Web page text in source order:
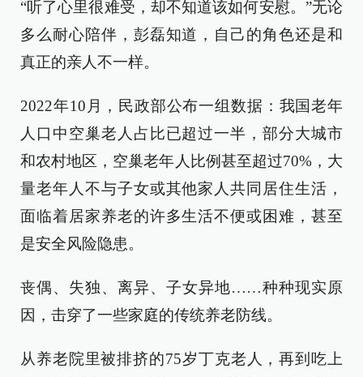
“听了心里很难受，却不知道该如何安慰。”无论
多么耐心陪伴，彭磊知道，自己的角色还是和
真正的亲人不一样。
2022年10月，民政部公布一组数据：我国老年
人口中空巢老人占比已超过一半，部分大城市
和农村地区，空巢老年人比例甚至超过70%，大
量老年人不与子女或其他家人共同居住生活，
面临着居家养老的许多生活不便或困难，甚至
是安全风险隐患。
丧偶、失独、离异、子女异地……种种现实原
因，击穿了一些家庭的传统养老防线。
从养老院里被排挤的75岁丁克老人，再到吃上